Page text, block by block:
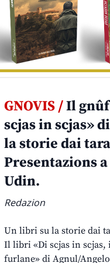
GNOVIS /Il
scjas in scjas»
la storie dai
Presentazions
Udin.
Redazion
Un libri su la storie dai
Il libri «Di scjas in scjas,
furlane» di Agnul/